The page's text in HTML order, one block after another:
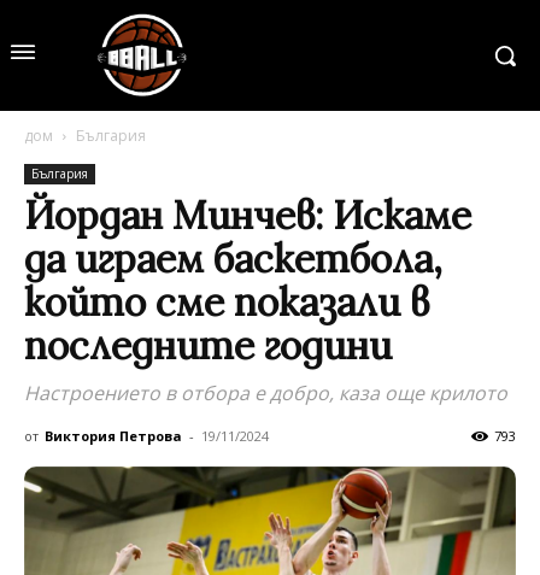
дом България
България
Йордан Минчев: Искаме
да играем баскетбола,
който сме показали в
последните години
Настроението в отбора е добро, каза още крилото
от Виктория Петрова - 19/11/2024 793